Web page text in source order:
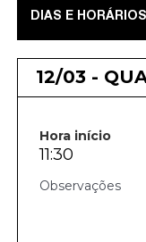
DIAS E HORÁRIOS
12/03 -
Hora início
11:30